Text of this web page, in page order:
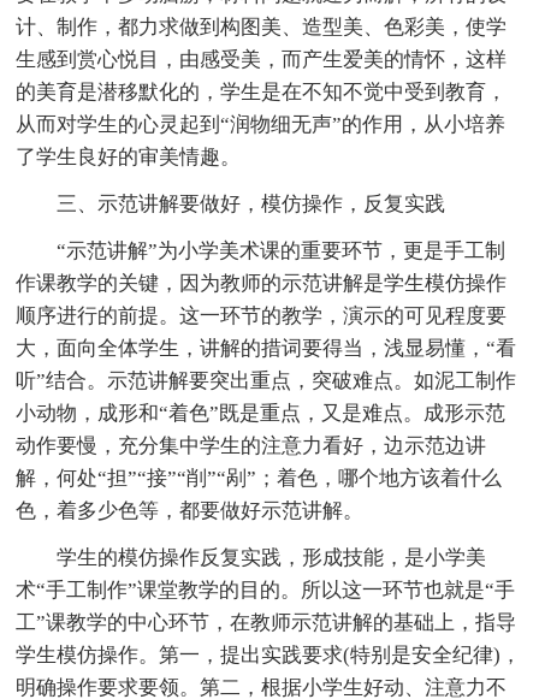
计、制作，都力求做到构图美、造型美、色彩美，使学
生感到赏心悦目，由感受美，而产生爱美的情怀，这样
的美育是潜移默化的，学生是在不知不觉中受到教育，
从而对学生的心灵起到“润物细无声”的作用，从小培养
了学生良好的审美情趣。
三、示范讲解要做好，模仿操作，反复实践
“示范讲解”为小学美术课的重要环节，更是手工制
作课教学的关键，因为教师的示范讲解是学生模仿操作
顺序进行的前提。这一环节的教学，演示的可见程度要
大，面向全体学生，讲解的措词要得当，浅显易懂，“看
听”结合。示范讲解要突出重点，突破难点。如泥工制作
小动物，成形和“着色”既是重点，又是难点。成形示范
动作要慢，充分集中学生的注意力看好，边示范边讲
解，何处“担”“接”“削”“剐”；着色，哪个地方该着什么
色，着多少色等，都要做好示范讲解。
学生的模仿操作反复实践，形成技能，是小学美
术“手工制作”课堂教学的目的。所以这一环节也就是“手
工”课教学的中心环节，在教师示范讲解的基础上，指导
学生模仿操作。第一，提出实践要求(特别是安全纪律)，
明确操作要求要领。第二，根据小学生好动、注意力不